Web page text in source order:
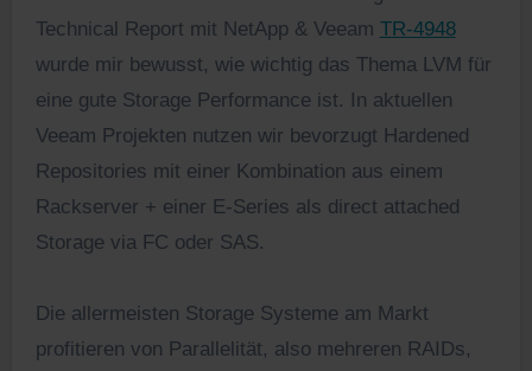
Technical Report mit NetApp & Veeam TR-4948
wurde mir bewusst, wie wichtig das Thema LVM für
eine gute Storage Performance ist. In aktuellen
Veeam Projekten nutzen wir bevorzugt Hardened
Repositories mit einer Kombination aus einem
Rackserver + einer E-Series als direct attached
Storage via FC oder SAS.
Die allermeisten Storage Systeme am Markt
profitieren von Parallelität, also mehreren RAIDs,